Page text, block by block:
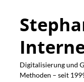
Digitalisierung und
Methoden – seit